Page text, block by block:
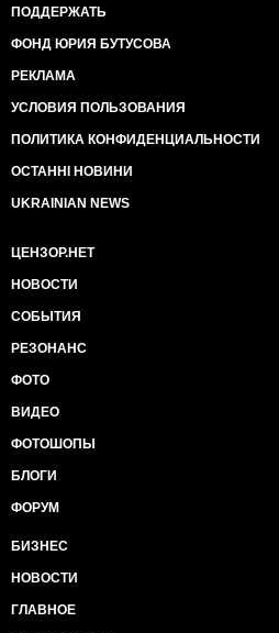
ПОДДЕРЖАТЬ
ФОНД ЮРИЯ БУТУСОВА
РЕКЛАМА
УСЛОВИЯ ПОЛЬЗОВАНИЯ
ПОЛИТИКА КОНФИДЕНЦИАЛЬНОСТИ
ОСТАННІ НОВИНИ
UKRAINIAN NEWS
ЦЕНЗОР.НЕТ
НОВОСТИ
СОБЫТИЯ
РЕЗОНАНС
ФОТО
ВИДЕО
ФОТОШОПЫ
БЛОГИ
ФОРУМ
БИЗНЕС
НОВОСТИ
ГЛАВНОЕ